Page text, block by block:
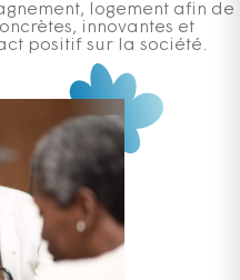
logement afin de
innovantes et
positif sur la société.